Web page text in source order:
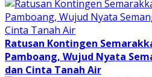
Ratusan Kontingen
Pamboang, Wujud Nyata
dan Cinta Tanah Air